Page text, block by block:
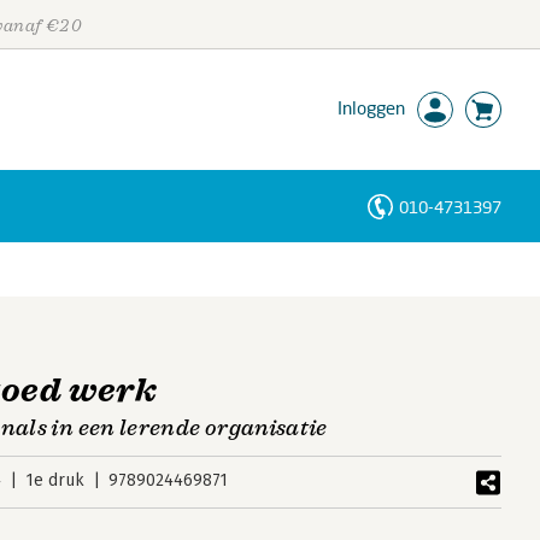
€20
Inloggen
010-4731397
werk
in een lerende organisatie
1e druk 9789024469871
Personen